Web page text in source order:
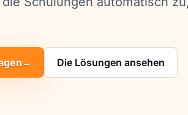
→ Die Lösungen ansehen